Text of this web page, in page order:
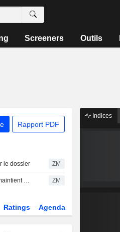
Screeners Outils
Rapport PDF
le dossier ZM
CORTEVA, INC. : BNP Paribas maintient sa recommandation neutre ZM
Ratings Agenda
Indices